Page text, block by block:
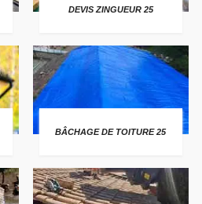
DEVIS ZINGUEUR 25
BÂCHAGE DE TOITURE 25